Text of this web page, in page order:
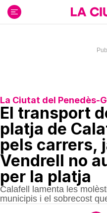
contenido
La Ciutat del Penedès-
El transport
platja de
pels carrers,
Vendrell no
per la platja
Calafell lamenta les
municipis i el sobrecost